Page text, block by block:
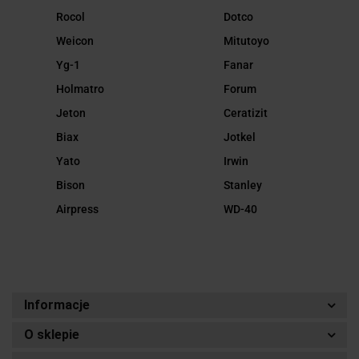
Rocol
Weicon
Yg-1
Holmatro
Jeton
Biax
Yato
Bison
Airpress
Dotco
Mitutoyo
Fanar
Forum
Ceratizit
Jotkel
Irwin
Stanley
WD-40
Informacje
O sklepie